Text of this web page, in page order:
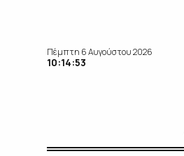
Πέμπτη 6 Αυγούστου 2026
10:14:54